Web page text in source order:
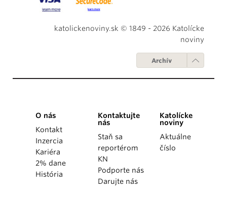
katolickenoviny.sk © 1849 - 2026 Katolícke
noviny
Archív
O nás
Kontakt
Inzercia
Kariéra
2% dane
História
Kontaktujte
nás
Staň sa
reportérom
KN
Podporte nás
Darujte nás
Katolícke
noviny
Aktuálne
číslo